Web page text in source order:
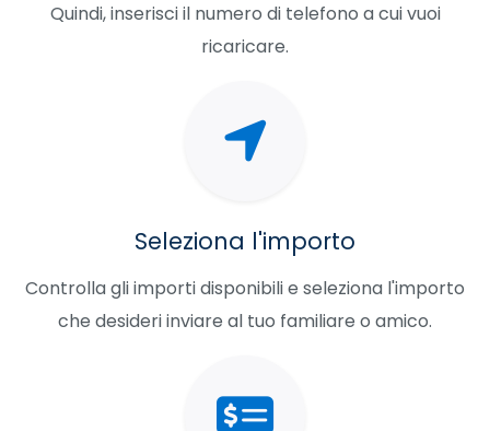
Quindi, inserisci il numero di telefono a cui vuoi
ricaricare.
Seleziona l'importo
Controlla gli importi disponibili e seleziona l'importo
che desideri inviare al tuo familiare o amico.